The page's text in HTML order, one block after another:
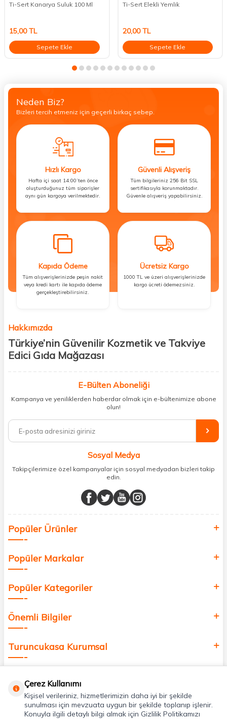
Ti-Sert Kanarya Suluk 100 Ml
15,00TL
Sepete Ekle
Ti-Sert Elekli Yemlik
20,00TL
Sepete Ekle
Neden Biz?
Bizleri tercih etmeniz için geçerli birkaç sebep.
Hızlı Kargo
Hafta içi saat 14:00’ten önce
oluşturduğunuz tüm siparişler
aynı gün kargoya verilmektedir.
Güvenli Alışveriş
Tüm bilgileriniz 256 Bit SSL
sertifikasıyla korunmaktadır.
Güvenle alışveriş yapabilirsiniz.
Kapıda Ödeme
Tüm alışverişlerinizde peşin nakit
veya kredi kartı ile kapıda ödeme
gerçekleştirebilirsiniz.
Ücretsiz Kargo
1000 TL ve üzeri alışverişlerinizde
kargo ücreti ödemezsiniz.
Hakkımızda
Türkiye’nin Güvenilir Kozmetik ve Takviye
Edici Gıda Mağazası
kişisel bakım hem de takviye edici gıda ürünlerini sizlerle
buluşturuyoruz. Artık mağaza mağaza dolaşmanıza gerek yok;
ihtiyacınız olan her şeyi tek bir çatı altında topluyor ve kapınıza kadar
%100 orijinal kozmetik ve sağlık ürünleriyle güzelliğinizi tamamlayabilir,
vücudunuzu desteklemek için güvenilir takviye edici gıdalara
minerallere kadar binlerce ürünü uygun fiyat ve hızlı kargo avantajıyla
sunuyoruz.
buluşturuyor ve online alışveriş deneyiminizi en iyi hale getiriyoruz.
Sağlık, güzellik ve iyi yaşam için aradığınız her şey burada!
değer katmak için bize katılın!
E-Bülten Aboneliği
Kampanya ve yeniliklerden haberdar olmak için e-bültenimize abone
olun!
Sosyal Medya
Takipçilerimize özel kampanyalar için sosyal medyadan bizleri takip
edin.
Popüler Ürünler
Popüler Markalar
Popüler Kategoriler
Önemli Bilgiler
Turuncukasa Kurumsal
Uygulamalarımız
Çerez Kullanımı
Kişisel verileriniz, hizmetlerimizin daha iyi bir şekilde
sunulması için mevzuata uygun bir şekilde toplanıp işlenir.
Konuyla ilgili detaylı bilgi almak için Gizlilik Politikamızı